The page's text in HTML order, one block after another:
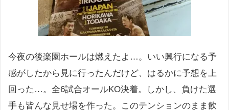
今夜の後楽園ホールは燃えたよ…。いい興行になる予
感がしたから見に行ったんだけど、はるかに予想を上
回った…。全6試合オールKO決着。しかし、負けた選
手も皆んな見せ場を作った。このテンションのまま飲